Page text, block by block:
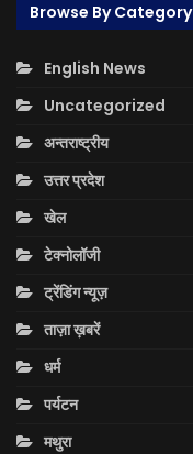
Browse By Category
English News
Uncategorized
अन्तराष्ट्रीय
उत्तर प्रदेश
खेल
टेक्नोलॉजी
ट्रेंडिंग न्यूज़
ताज़ा ख़बरें
धर्म
पर्यटन
मथुरा